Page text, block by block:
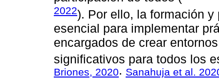
2022). Por ello, la formación
esencial para implementar
encargados de crear
significativos para todos los
Briones, 2020 Sanahuja et al.